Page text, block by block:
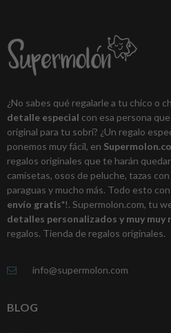
¿No sabes qué regalarle a tu chico o
detalle especial con esa persona
original para tu sobri? ¿Un regalo
ponemos muy fácil, en
regalos originales que te harán
camisetas, osos de peluche, tazas
paraguas y mucho más. Todo esto con
envío gratis*!. Supermolon.com, tu
detalles personalizados y muy muy
regalos. Tienda de regalos originales.
info@supermolon.com
BLOG